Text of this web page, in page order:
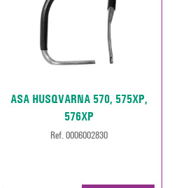
ASA HUSQVARNA 570, 575XP,
576XP
Ref. 0006002830